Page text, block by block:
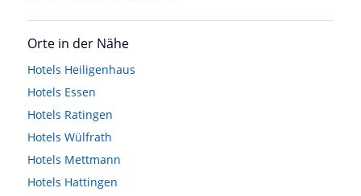
Orte in der Nähe
Hotels Heiligenhaus
Hotels Essen
Hotels Ratingen
Hotels Wülfrath
Hotels Mettmann
Hotels Hattingen